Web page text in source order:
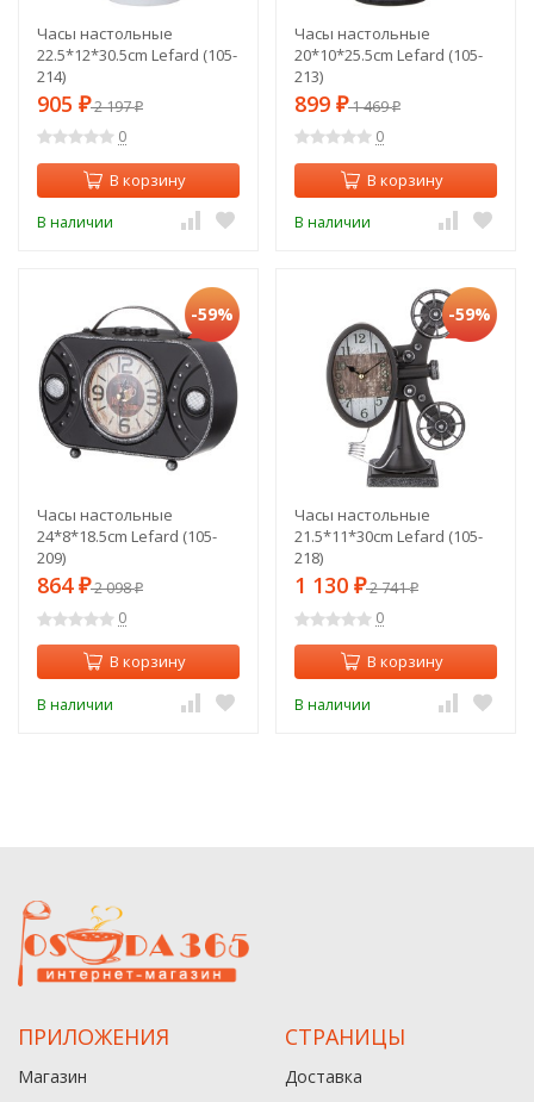
Часы настольные
22.5*12*30.5cm Lefard (105-
214)
905 ₽2 197₽
0
В корзину
В наличии
Часы настольные
20*10*25.5cm Lefard (105-
213)
899 ₽1 469₽
0
В корзину
В наличии
-59%
Часы настольные
24*8*18.5cm Lefard (105-
209)
864 ₽2 098₽
0
В корзину
В наличии
-59%
Часы настольные
21.5*11*30cm Lefard (105-
218)
1 130 ₽2 741₽
0
В корзину
В наличии
ПРИЛОЖЕНИЯ
Магазин
СТРАНИЦЫ
Доставка